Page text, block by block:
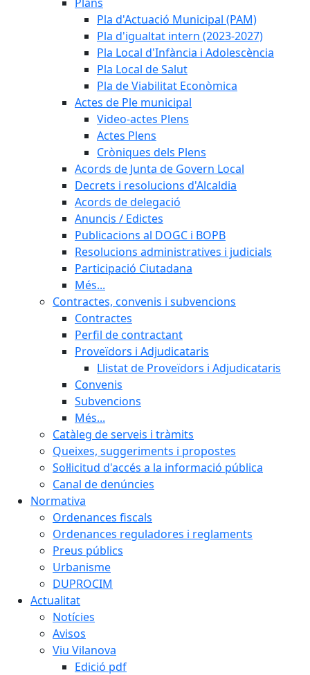
Pla d'Actuació Municipal (PAM)
Pla d'igualtat intern (2023-2027)
Pla Local d'Infància i Adolescència
Pla Local de Salut
Pla de Viabilitat Econòmica
Actes de Ple municipal
Video-actes Plens
Actes Plens
Cròniques dels Plens
Acords de Junta de Govern Local
Decrets i resolucions d'Alcaldia
Acords de delegació
Anuncis / Edictes
Publicacions al DOGC i BOPB
Resolucions administratives i judicials
Participació Ciutadana
Més...
Contractes, convenis i subvencions
Contractes
Perfil de contractant
Proveïdors i Adjudicataris
Llistat de Proveïdors i Adjudicataris
Convenis
Subvencions
Més...
Catàleg de serveis i tràmits
Queixes, suggeriments i propostes
Sol·licitud d'accés a la informació pública
Canal de denúncies
Normativa
Ordenances fiscals
Ordenances reguladores i reglaments
Preus públics
Urbanisme
DUPROCIM
Actualitat
Notícies
Avisos
Viu Vilanova
Edició pdf